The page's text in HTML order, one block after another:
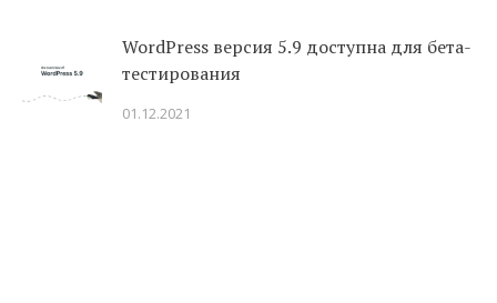
WordPress версия 5.9 доступна для бета-
тестирования
01.12.2021